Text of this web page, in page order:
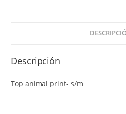
Descripción
Top animal print- s/m